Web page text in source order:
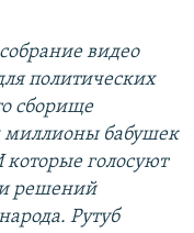
видео
политических
сборище
миллионы бабушек
голосуют
решений
Рутуб